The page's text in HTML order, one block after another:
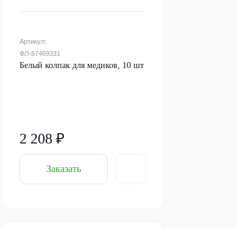
Артикул:
ФЛ-87469331
Белый колпак для медиков, 10 шт
2 208 ₽
Заказать